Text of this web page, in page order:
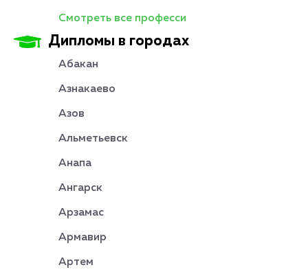
Смотреть все професси
Дипломы в городах
Абакан
Азнакаево
Азов
Альметьевск
Анапа
Ангарск
Арзамас
Армавир
Артем